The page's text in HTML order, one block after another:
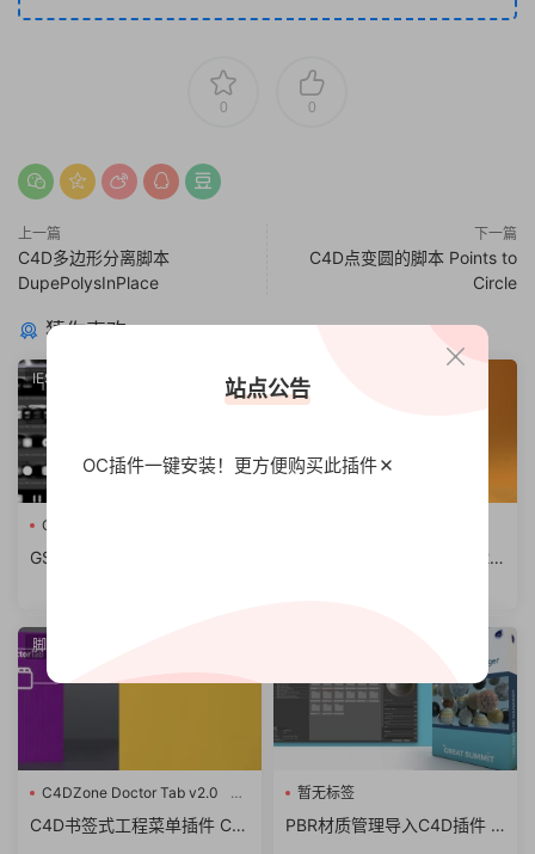
0 0
上一篇
C4D多边形分离脚本
DupePolysInPlace
下一篇
C4D点变圆的脚本 Points to
Circle
猜你喜欢
IES灯光域
C4D模型
GSG灰猩猩预设HDRI金属产
脚本预设
Cineversity Premium 2022 F
脚本预设
C4DZone Doctor Tab v2.0
书签式
C4D书签式工程菜单插件 C4
暂无标签
PBR材质管理导入C4D插件 T
站点公告
OC插件一键安装！更方便购买此插件